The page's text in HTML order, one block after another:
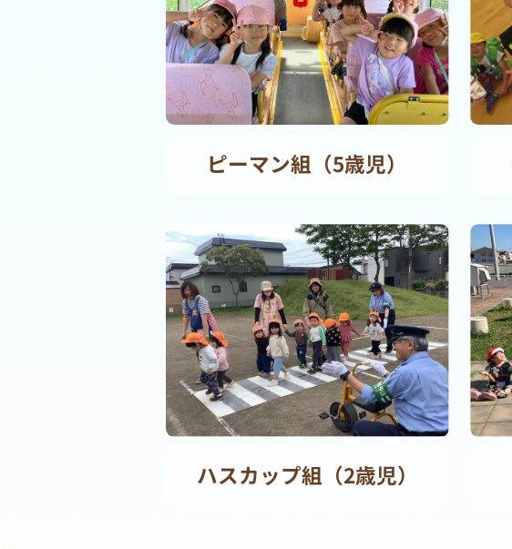
ピーマン組（5歳児）
ハスカップ組（2歳児）